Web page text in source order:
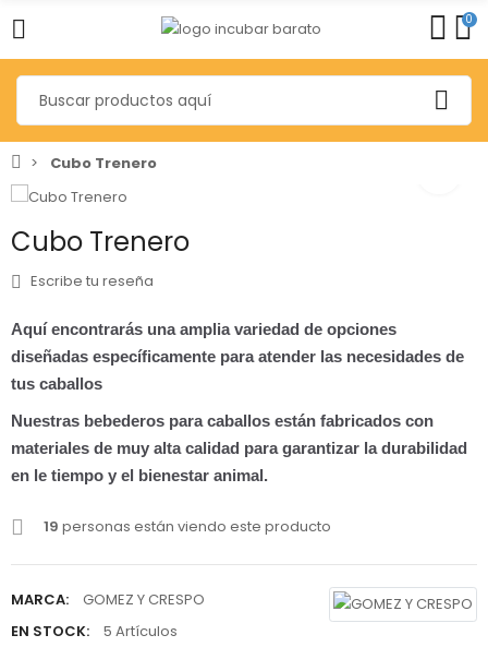
0
Cubo Trenero
Cubo Trenero
Escribe tu reseña
Aquí encontrarás una amplia variedad de opciones
diseñadas específicamente para atender las necesidades de
tus caballos
Nuestras bebederos para caballos están fabricados con
materiales de muy alta calidad para garantizar la durabilidad
en le tiempo y el bienestar animal.
19 personas están viendo este producto
MARCA:
GOMEZ Y CRESPO
EN STOCK:
5 Artículos